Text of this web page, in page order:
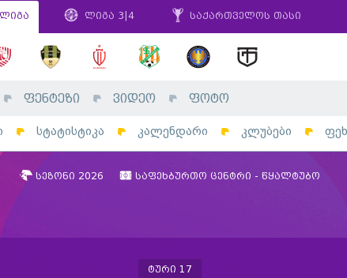
ლიგა ლიგა 3|4 საქართველოს თასი
ფენტეზი ვიდეო ფოტო
სტატისტიკა კალენდარი კლუბები
სეზონი 2026 საფეხბურთო ცენტრი - წყალტუბო
ტური 17